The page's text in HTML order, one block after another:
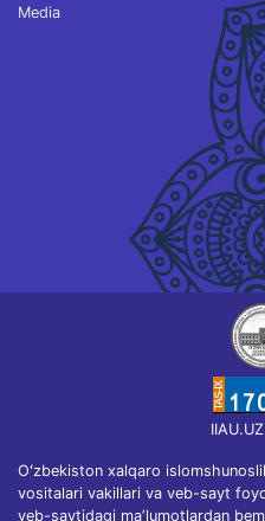
Media
Oʻzbekiston xalqaro
vositalari vakillari va veb-sayt
veb-saytidagi maʼlumotlardan